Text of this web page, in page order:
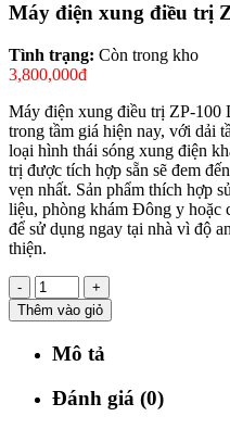
Máy điện xung điều trị
Tình trạng: Còn trong kho
3,800,000đ
Máy điện xung điều trị ZP-100
trong tầm giá hiện nay, với dải
loại hình thái sóng xung điện
trị được tích hợp sẵn sẽ đem
vẹn nhất. Sản phẩm thích hợp
liệu, phòng khám Đông y hoặc
để sử dụng ngay tại nhà vì độ
thiện.
-
+
Thêm vào giỏ
Mô tả
Đánh giá (0)